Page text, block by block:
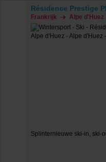
Résidence Prestige
Frankrijk Alpe d'Huez
Splinternieuwe ski-in, ski-